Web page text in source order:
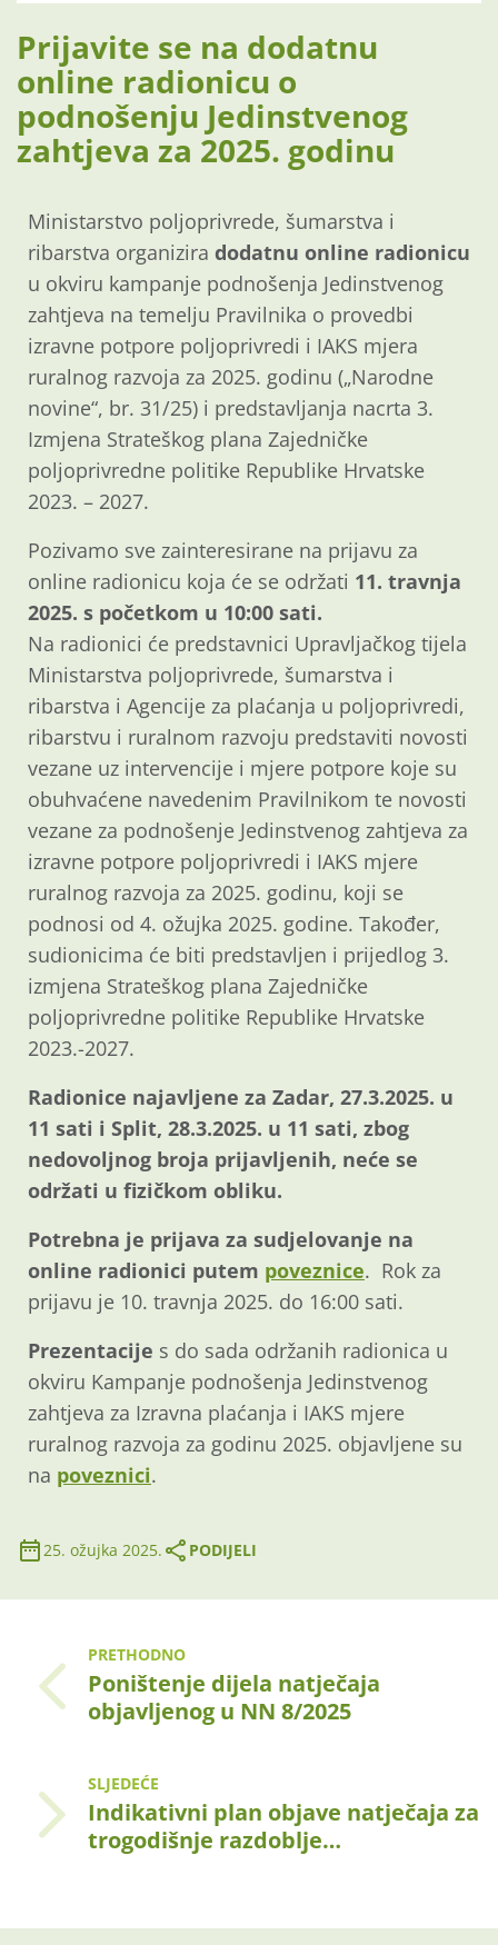
Prijavite se na dodatnu
online radionicu o
podnošenju Jedinstvenog
zahtjeva za 2025. godinu
Ministarstvo poljoprivrede, šumarstva i
ribarstva organizira dodatnu online radionicu
u okviru kampanje podnošenja Jedinstvenog
zahtjeva na temelju Pravilnika o provedbi
izravne potpore poljoprivredi i IAKS mjera
ruralnog razvoja za 2025. godinu („Narodne
novine“, br. 31/25) i predstavljanja nacrta 3.
Izmjena Strateškog plana Zajedničke
poljoprivredne politike Republike Hrvatske
2023. – 2027.
Pozivamo sve zainteresirane na prijavu za
online radionicu koja će se održati 11. travnja
2025. s početkom u 10:00 sati.
Na radionici će predstavnici Upravljačkog tijela
Ministarstva poljoprivrede, šumarstva i
ribarstva i Agencije za plaćanja u poljoprivredi,
ribarstvu i ruralnom razvoju predstaviti novosti
vezane uz intervencije i mjere potpore koje su
obuhvaćene navedenim Pravilnikom te novosti
vezane za podnošenje Jedinstvenog zahtjeva za
izravne potpore poljoprivredi i IAKS mjere
ruralnog razvoja za 2025. godinu, koji se
podnosi od 4. ožujka 2025. godine. Također,
sudionicima će biti predstavljen i prijedlog 3.
izmjena Strateškog plana Zajedničke
poljoprivredne politike Republike Hrvatske
2023.-2027.
Radionice najavljene za Zadar, 27.3.2025. u
11 sati i Split, 28.3.2025. u 11 sati, zbog
nedovoljnog broja prijavljenih, neće se
održati u fizičkom obliku.
Potrebna je prijava za sudjelovanje na
online radionici putem poveznice. Rok za
prijavu je 10. travnja 2025. do 16:00 sati.
Prezentacije s do sada održanih radionica u
okviru Kampanje podnošenja Jedinstvenog
zahtjeva za Izravna plaćanja i IAKS mjere
ruralnog razvoja za godinu 2025. objavljene su
na poveznici.
25. ožujka 2025. PODIJELI
PRETHODNO
Poništenje dijela natječaja
objavljenog u NN 8/2025
SLJEDEĆE
Indikativni plan objave natječaja za
trogodišnje razdoblje…